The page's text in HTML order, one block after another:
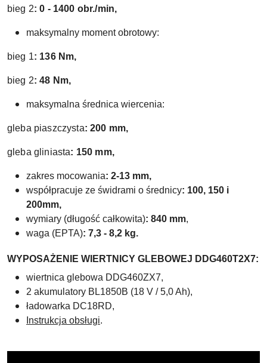
bieg 2: 0 - 1400 obr./min,
maksymalny moment obrotowy:
bieg 1: 136 Nm,
bieg 2: 48 Nm,
maksymalna średnica wiercenia:
gleba piaszczysta: 200 mm,
gleba gliniasta: 150 mm,
zakres mocowania: 2-13 mm,
współpracuje ze świdrami o średnicy: 100, 150 i
200mm,
wymiary (długość całkowita): 840 mm,
waga (EPTA): 7,3 - 8,2 kg.
WYPOSAŻENIE WIERTNICY GLEBOWEJ DDG460T2X7:
wiertnica glebowa DDG460ZX7,
2 akumulatory BL1850B (18 V / 5,0 Ah),
ładowarka DC18RD,
Instrukcja obsługi.